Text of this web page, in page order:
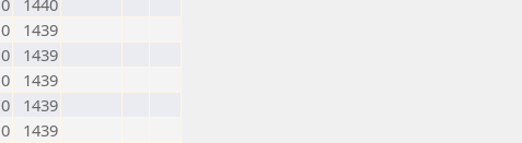
0
1440
0
1439
0
1439
0
1439
0
1439
0
1439